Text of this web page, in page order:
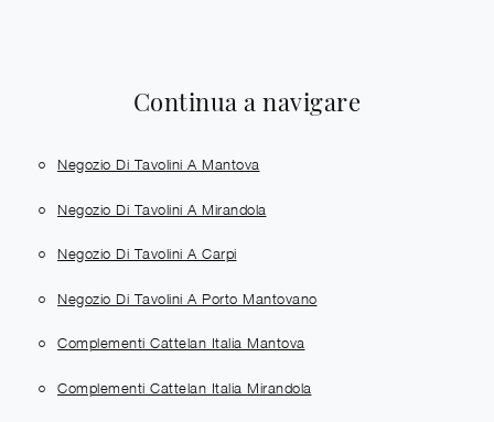
Continua a navigare
Negozio Di Tavolini A Mantova
Negozio Di Tavolini A Mirandola
Negozio Di Tavolini A Carpi
Negozio Di Tavolini A Porto Mantovano
Complementi Cattelan Italia Mantova
Complementi Cattelan Italia Mirandola